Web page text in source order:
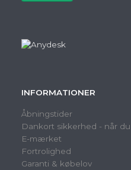
INFORMATIONER
Åbningstider
Dankort sikkerhed - når
E-mærket
Fortrolighed
Garanti & købelov